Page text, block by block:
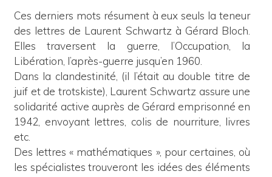
Ces derniers mots résument à eux seuls la teneur
des lettres de Laurent Schwartz à Gérard Bloch.
Elles traversent la guerre, l’Occupation, la
Libération, l’après-guerre jusqu’en 1960.
Dans la clandestinité, (il l’était au double titre de
juif et de trotskiste), Laurent Schwartz assure une
solidarité active auprès de Gérard emprisonné en
1942, envoyant lettres, colis de nourriture, livres
etc.
Des lettres « mathématiques », pour certaines, où
les spécialistes trouveront les idées des éléments